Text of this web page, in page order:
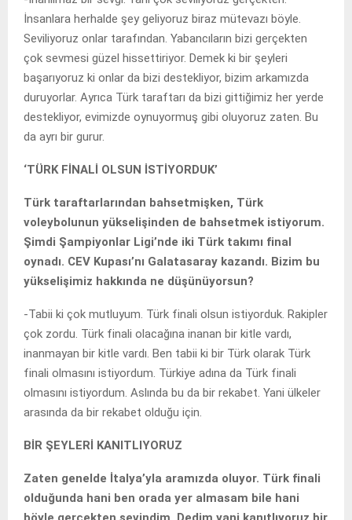
İnsanlara herhalde şey geliyoruz biraz mütevazı böyle.
Seviliyoruz onlar tarafından. Yabancıların bizi gerçekten
çok sevmesi güzel hissettiriyor. Demek ki bir şeyleri
başarıyoruz ki onlar da bizi destekliyor, bizim arkamızda
duruyorlar. Ayrıca Türk taraftarı da bizi gittiğimiz her yerde
destekliyor, evimizde oynuyormuş gibi oluyoruz zaten. Bu
da ayrı bir gurur.
‘TÜRK FİNALİ OLSUN İSTİYORDUK’
Türk taraftarlarından bahsetmişken, Türk
voleybolunun yükselişinden de bahsetmek istiyorum.
Şimdi Şampiyonlar Ligi’nde iki Türk takımı final
oynadı. CEV Kupası’nı Galatasaray kazandı. Bizim bu
yükselişimiz hakkında ne düşünüyorsun?
-Tabii ki çok mutluyum. Türk finali olsun istiyorduk. Rakipler
çok zordu. Türk finali olacağına inanan bir kitle vardı,
inanmayan bir kitle vardı. Ben tabii ki bir Türk olarak Türk
finali olmasını istiyordum. Türkiye adına da Türk finali
olmasını istiyordum. Aslında bu da bir rekabet. Yani ülkeler
arasında da bir rekabet olduğu için.
BİR ŞEYLERİ KANITLIYORUZ
Zaten genelde İtalya’yla aramızda oluyor. Türk finali
olduğunda hani ben orada yer almasam bile hani